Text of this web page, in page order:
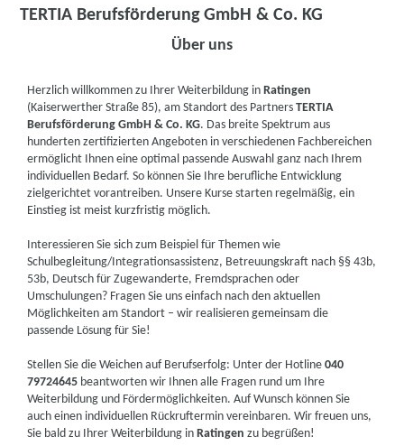
TERTIA Berufsförderung GmbH & Co. KG
Über uns
Herzlich willkommen zu Ihrer Weiterbildung inRatingen
(Kaiserwerther Straße 85), am Standort des PartnersTERTIA
Berufsförderung GmbH & Co. KG. Das breite Spektrum aus
hunderten zertifizierten Angeboten in verschiedenen Fachbereichen
ermöglicht Ihnen eine optimal passende Auswahl ganz nach Ihrem
individuellen Bedarf. So können Sie Ihre berufliche Entwicklung
zielgerichtet vorantreiben. Unsere Kurse starten regelmäßig, ein
Einstieg ist meist kurzfristig möglich.
Interessieren Sie sich zum Beispiel für Themen wie
Schulbegleitung/Integrationsassistenz, Betreuungskraft nach §§ 43b,
53b, Deutsch für Zugewanderte, Fremdsprachen oder
Umschulungen? Fragen Sie uns einfach nach den aktuellen
Möglichkeiten am Standort – wir realisieren gemeinsam die
passende Lösung für Sie!
Stellen Sie die Weichen auf Berufserfolg: Unter der Hotline040
79724645 beantworten wir Ihnen alle Fragen rund um Ihre
Weiterbildung und Fördermöglichkeiten. Auf Wunsch können Sie
auch einen individuellen Rückruftermin vereinbaren. Wir freuen uns,
Sie bald zu Ihrer Weiterbildung inRatingen zu begrüßen!